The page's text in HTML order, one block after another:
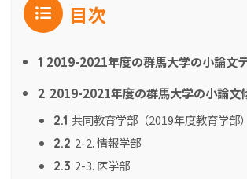
目次
1 2019-2021年度の群馬大学の小論文
2 2019-2021年度の群馬大学の小論文
2.1 共同教育学部（2019年度教育学部）
2.2 2-2. 情報学部
2.3 2-3. 医学部